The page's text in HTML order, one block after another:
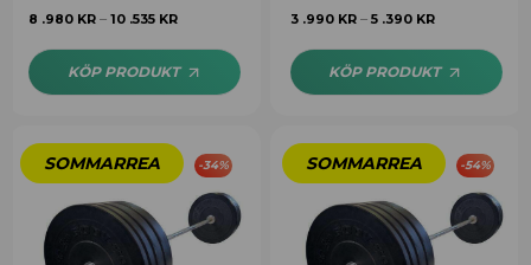
Betygsatt 5.00
8 .980 KR –10 .535 KR
KÖP PRODUKT
Betygsatt
5.00
3 .990 KR – 5 .390 KR
KÖP PRODUKT
-34% -54%